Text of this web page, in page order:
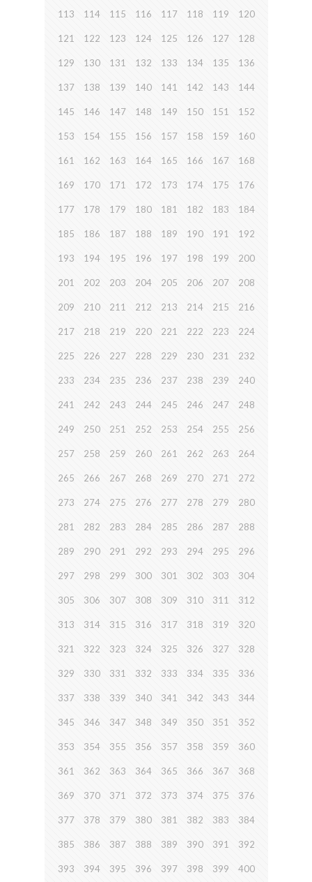
113 114 115 116 117 118 119 120
121 122 123 124 125 126 127 128
129 130 131 132 133 134 135 136
137 138 139 140 141 142 143 144
145 146 147 148 149 150 151 152
153 154 155 156 157 158 159 160
161 162 163 164 165 166 167 168
169 170 171 172 173 174 175 176
177 178 179 180 181 182 183 184
185 186 187 188 189 190 191 192
193 194 195 196 197 198 199 200
201 202 203 204 205 206 207 208
209 210 211 212 213 214 215 216
217 218 219 220 221 222 223 224
225 226 227 228 229 230 231 232
233 234 235 236 237 238 239 240
241 242 243 244 245 246 247 248
249 250 251 252 253 254 255 256
257 258 259 260 261 262 263 264
265 266 267 268 269 270 271 272
273 274 275 276 277 278 279 280
281 282 283 284 285 286 287 288
289 290 291 292 293 294 295 296
297 298 299 300 301 302 303 304
305 306 307 308 309 310 311 312
313 314 315 316 317 318 319 320
321 322 323 324 325 326 327 328
329 330 331 332 333 334 335 336
337 338 339 340 341 342 343 344
345 346 347 348 349 350 351 352
353 354 355 356 357 358 359 360
361 362 363 364 365 366 367 368
369 370 371 372 373 374 375 376
377 378 379 380 381 382 383 384
385 386 387 388 389 390 391 392
393 394 395 396 397 398 399 400